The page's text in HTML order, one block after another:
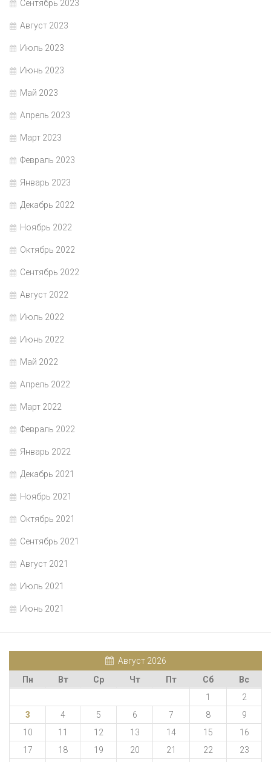
Сентябрь 2023
Август 2023
Июль 2023
Июнь 2023
Май 2023
Апрель 2023
Март 2023
Февраль 2023
Январь 2023
Декабрь 2022
Ноябрь 2022
Октябрь 2022
Сентябрь 2022
Август 2022
Июль 2022
Июнь 2022
Май 2022
Апрель 2022
Март 2022
Февраль 2022
Январь 2022
Декабрь 2021
Ноябрь 2021
Октябрь 2021
Сентябрь 2021
Август 2021
Июль 2021
Июнь 2021
Август 2026
Пн
Вт Ср Чт Пт Сб
Вс
1
2
3
4 5 6 7 8
9
10
11 12 13 14 15
16
17
18 19 20 21 22
23